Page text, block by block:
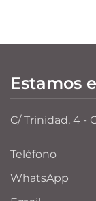
Estamos
C/ Trinidad, 4 -
Teléfono
WhatsApp